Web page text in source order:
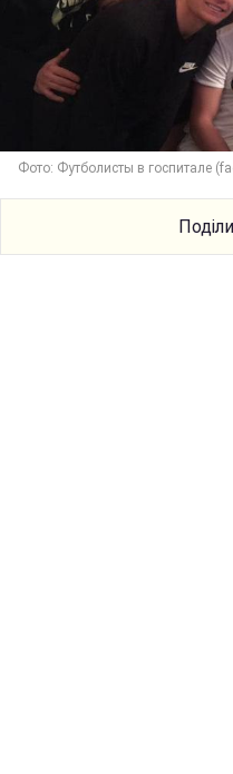
Фото: Футболисты в госпитале